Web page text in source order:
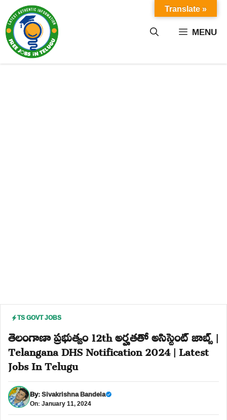
content MENU
TS GOVT JOBS
తెలంగాణా ప్రభుత్వం 12th అర్హతతో అసిస్టెంట్ జాబ్స్ |
Telangana DHS Notification 2024 | Latest
Jobs In Telugu
By:Sivakrishna Bandela
On: January 11, 2024
Translate »